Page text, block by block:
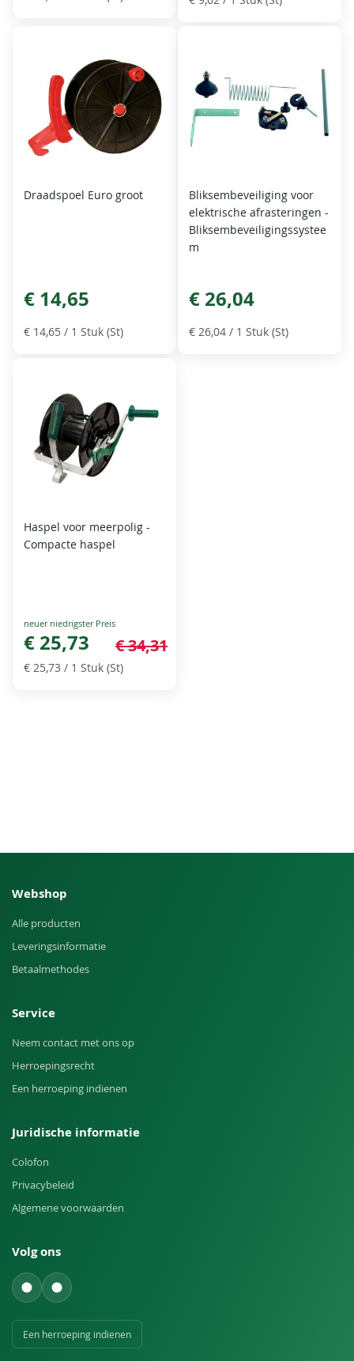
Draadspoel Euro groot
€ 14,65
€ 14,65 / 1 Stuk (St)
Bliksembeveiliging voor
elektrische afrasteringen -
Bliksembeveiligingssystee
m
€ 26,04
€ 26,04 / 1 Stuk (St)
Haspel voor meerpolig -
Compacte haspel
Special
Price
€ 25,73 € 34,31
€ 25,73 / 1 Stuk (St)
Webshop
Alle producten
Leveringsinformatie
Betaalmethodes
Service
Neem contact met ons op
Herroepingsrecht
Een herroeping indienen
Juridische informatie
Colofon
Privacybeleid
Algemene voorwaarden
Volg ons
Een herroeping indienen